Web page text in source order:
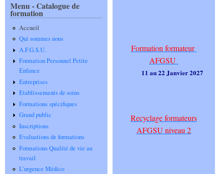
Menu - Catalogue de
formation
Accueil
Qui sommes nous
A.F.G.S.U.
Formation Personnel Petite
Enfance
Entreprises
Etablissements de soins
Formations spécifiques
Grand public
Inscriptions
Evaluations de formations
Formations Qualité de vie au
travail
L’urgence Médico
Formation formateur
AFGSU
11 au 22 Janvier 2027
Recyclage formateurs
AFGSU niveau 2